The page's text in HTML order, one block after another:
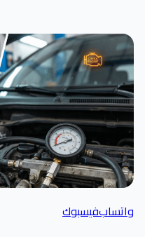
واتسابفيسبوك